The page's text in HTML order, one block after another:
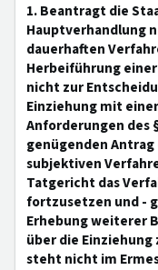
1. Beantragt die
Hauptverhandlung
dauerhaften
Herbeiführung
nicht zur
Einziehung mit
Anforderungen des
genügenden
subjektiven
Tatgericht das
fortzusetzen und -
Erhebung weiterer
über die
steht nicht im